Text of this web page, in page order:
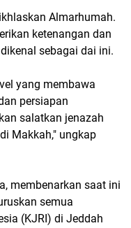
Almarhumah.
ketenangan dan
sebagai dai ini.
yang membawa
persiapan
salatkan jenazah
Makkah," ungkap
membenarkan saat ini
semua
(KJRI) di Jeddah